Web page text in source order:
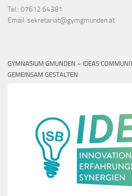
Tel.: 07612 64381
Email: sekretariat@gymgmunden.at
GYMNASIUM GMUNDEN – IDEAS
GEMEINSAM GESTALTEN